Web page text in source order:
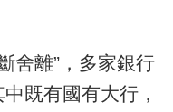
離”，多家銀行
既有國有大行，